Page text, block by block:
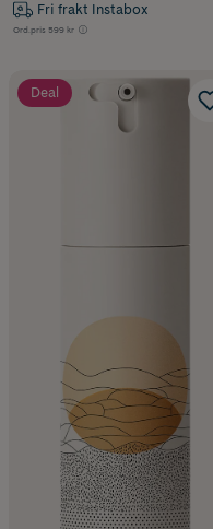
Fri frakt Instabox
Ord.pris 599 kr
Deal